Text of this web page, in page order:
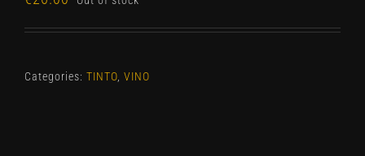
Categories: TINTO VINO